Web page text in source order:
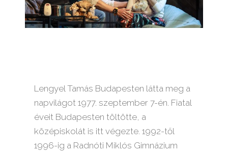
Lengyel Tamás Budapesten látta meg a
napvilágot 1977. szeptember 7-én. Fiatal
éveit Budapesten töltötte, a
középiskolát is itt végezte. 1992-től
1996-ig a Radnóti Miklós Gimnázium